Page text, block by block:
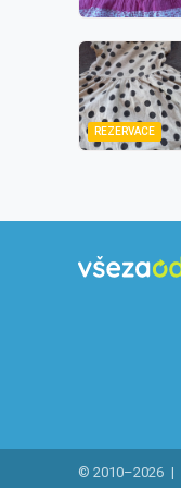
REZERVACE
© 2010–2026 |